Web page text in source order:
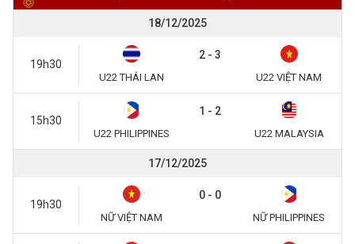
18/12/2025
19h30
U22 THÁI LAN
2 - 3
U22 VIỆT NAM
15h30
U22 PHILIPPINES
1 - 2
U22 MALAYSIA
17/12/2025
19h30
NỮ VIỆT NAM
0 - 0
NỮ PHILIPPINES